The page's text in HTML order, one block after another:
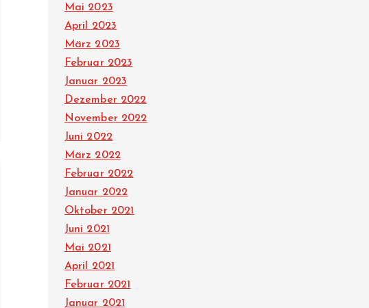
Mai 2023
April 2023
März 2023
Februar 2023
Januar 2023
Dezember 2022
November 2022
Juni 2022
März 2022
Februar 2022
Januar 2022
Oktober 2021
Juni 2021
Mai 2021
April 2021
Februar 2021
Januar 2021